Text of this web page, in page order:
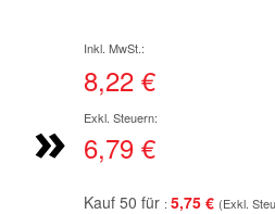
»
8,22 €
6,79 €
Kauf 50 für 5,75 €